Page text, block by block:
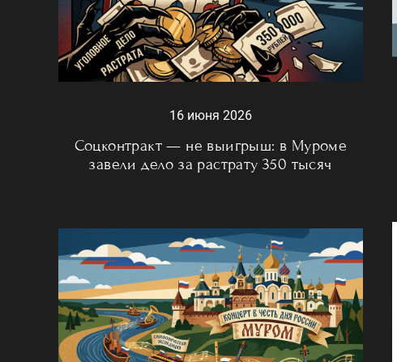
16 июня 2026
Соцконтракт — не выигрыш: в Муроме
завели дело за растрату 350 тысяч